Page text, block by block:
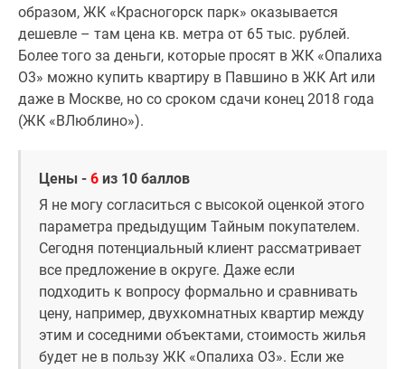
образом, ЖК «Красногорск парк» оказывается
дешевле – там цена кв. метра от 65 тыс. рублей.
Более того за деньги, которые просят в ЖК «Опалиха
О3» можно купить квартиру в Павшино в ЖК Art или
даже в Москве, но со сроком сдачи конец 2018 года
(ЖК «ВЛюблино»).
Цены - 6 из 10 баллов
Я не могу согласиться с высокой оценкой этого
параметра предыдущим Тайным покупателем.
Сегодня потенциальный клиент рассматривает
все предложение в округе. Даже если
подходить к вопросу формально и сравнивать
цену, например, двухкомнатных квартир между
этим и соседними объектами, стоимость жилья
будет не в пользу ЖК «Опалиха О3». Если же